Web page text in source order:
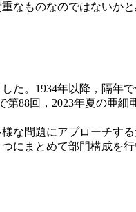
なものなのではないかと
た。1934年以降，隔年
88回，2023年夏の亜細
な問題にアプローチす
にまとめて部門構成を